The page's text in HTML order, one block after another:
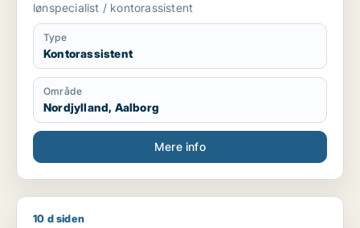
kontorassistent
lønspecialist / kontorassistent
Type
Kontorassistent
Område
Nordjylland, Aalborg
Mere info
Mikkel søger job som kommunikationsmedarbejder /
10 d siden